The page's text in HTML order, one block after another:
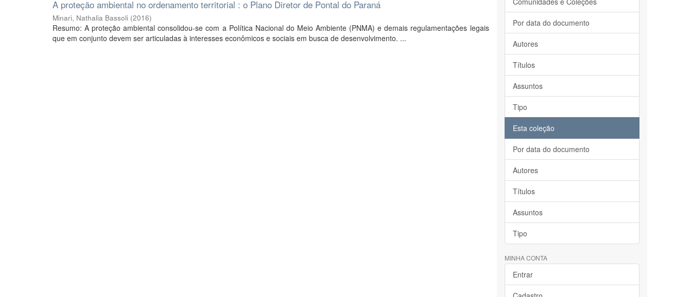
A proteção ambiental no ordenamento territorial : o Plano Diretor de Pontal do Paraná
Minari, Nathalia Bassoli (2016)
Resumo: A proteção ambiental consolidou-se com a Política Nacional do Meio Ambiente (PNMA) e demais regulamentações legais
que em conjunto devem ser articuladas à interesses econômicos e sociais em busca de desenvolvimento. ...
Por data do documento
Autores
Títulos
Assuntos
Tipo
Esta coleção
Por data do documento
Autores
Títulos
Assuntos
Tipo
MINHA CONTA
Entrar